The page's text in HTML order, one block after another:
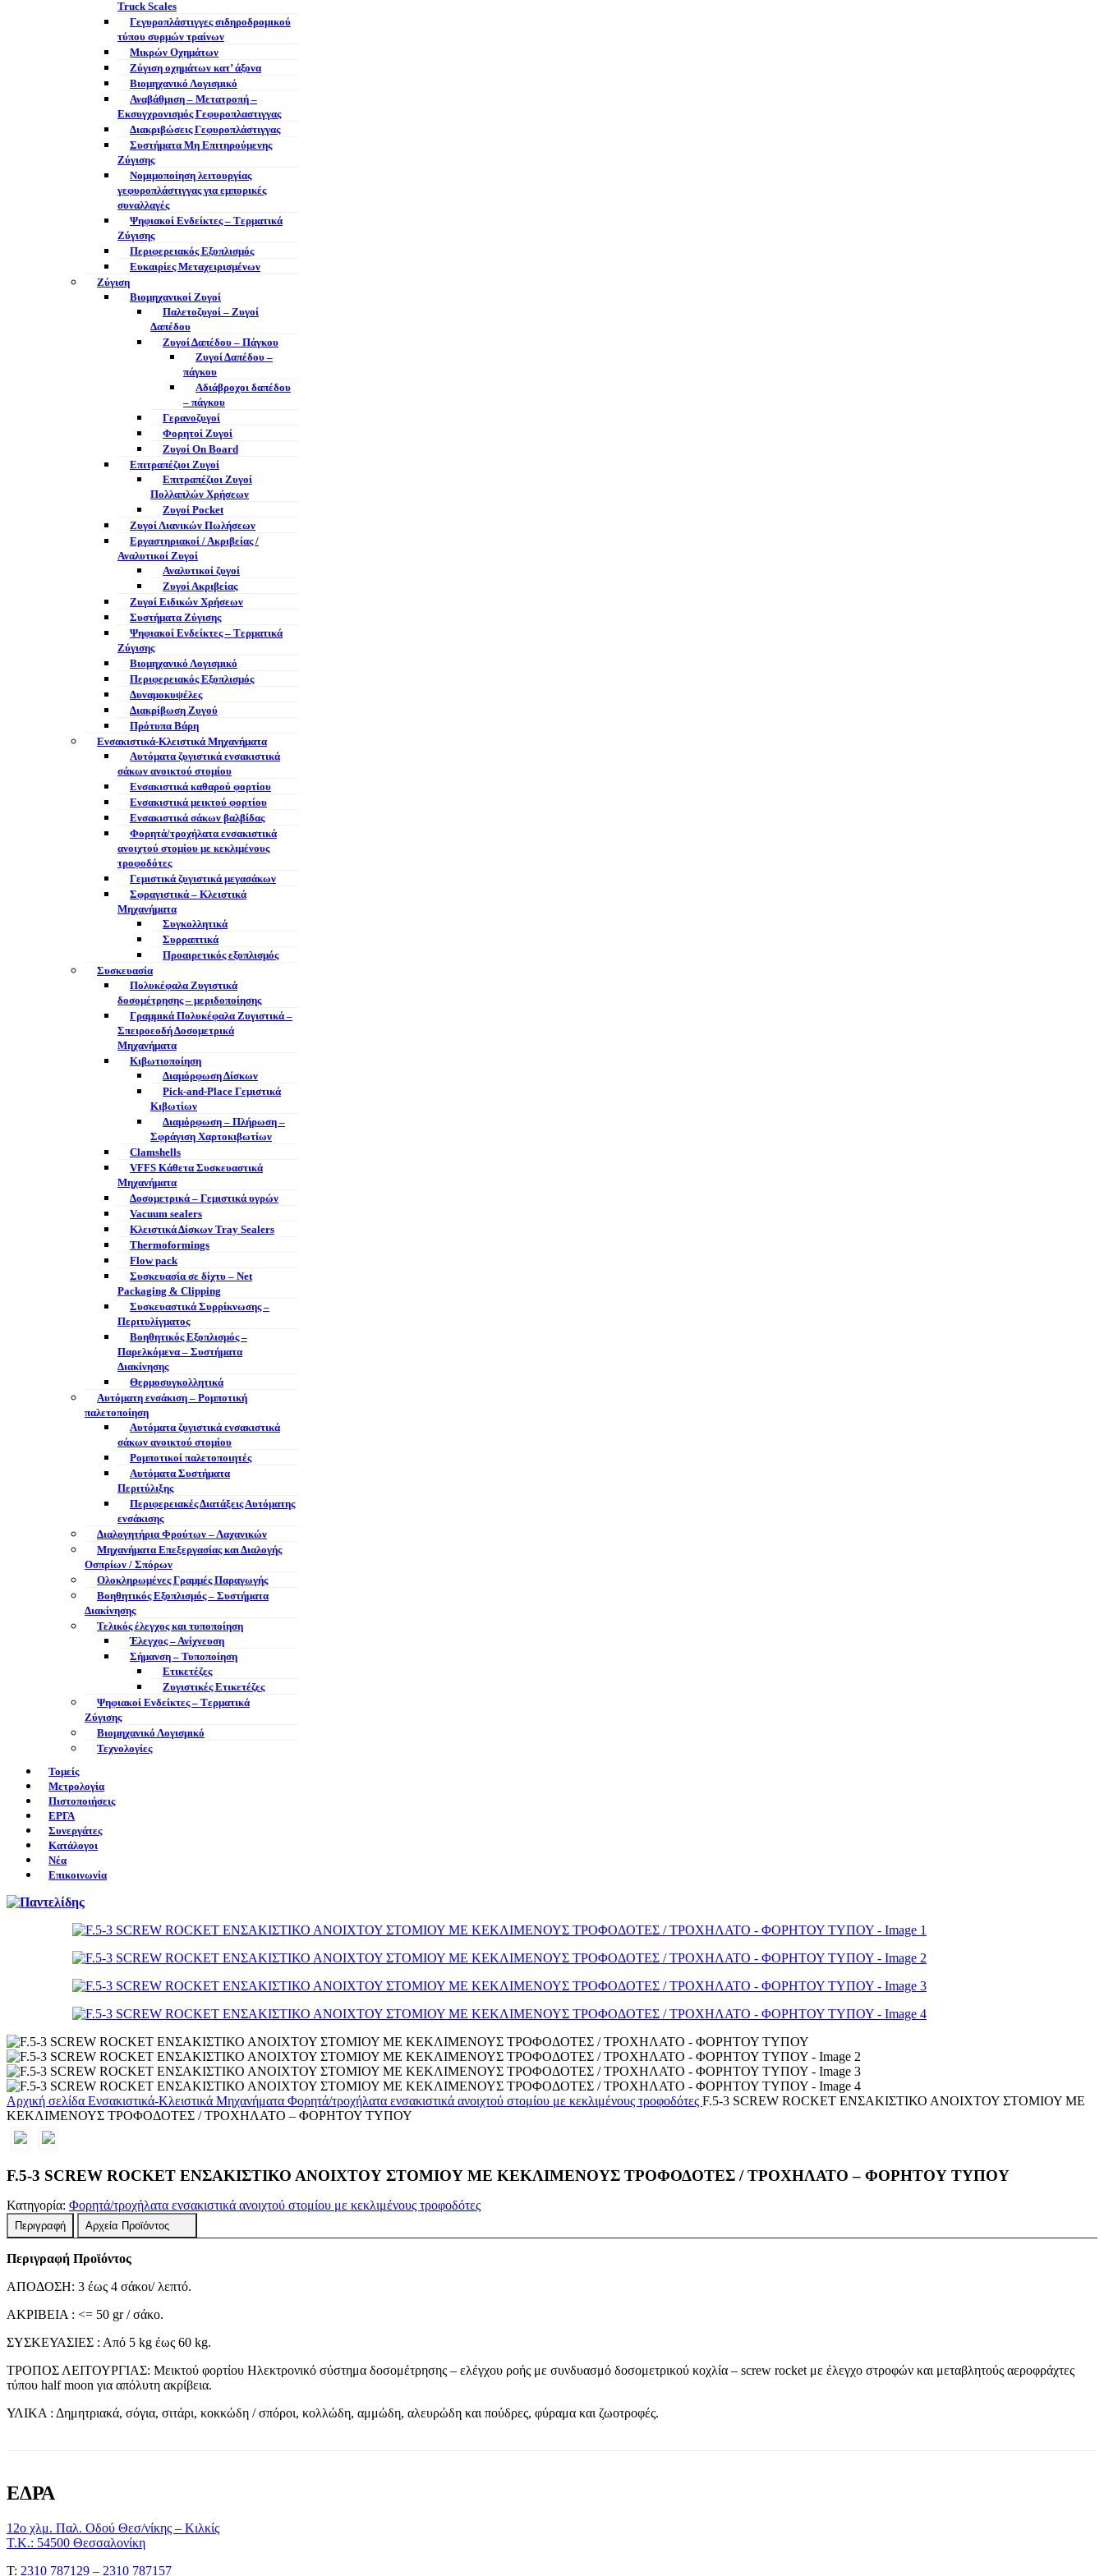
Truck Scales
Γεγυροπλάστιγγες σιδηροδρομικού
τύπου συρμών τραίνων
Μικρών Οχημάτων
Ζύγιση οχημάτων κατ’ άξονα
Βιομηχανικό Λογισμικό
Αναβάθμιση – Μετατροπή –
Εκσυγχρονισμός Γεφυροπλαστιγγας
Διακριβώσεις Γεφυροπλάστιγγας
Συστήματα Μη Επιτηρούμενης
Ζύγισης
Νομιμοποίηση λειτουργίας
γεφυροπλάστιγγας για εμπορικές
συναλλαγές
Ψηφιακοί Ενδείκτες – Tερματικά
Ζύγισης
Περιφερειακός Εξοπλισμός
Ευκαιρίες Μεταχειρισμένων
Ζύγιση
Βιομηχανικοί Ζυγοί
Παλετοζυγοί – Ζυγοί
Δαπέδου
Ζυγοί Δαπέδου – Πάγκου
Ζυγοί Δαπέδου –
πάγκου
Αδιάβροχοι δαπέδου
– πάγκου
Γερανοζυγοί
Φορητοί Ζυγοί
Ζυγοί On Board
Επιτραπέζιοι Ζυγοί
Επιτραπέζιοι Ζυγοί
Πολλαπλών Χρήσεων
Ζυγοί Pocket
Ζυγοί Λιανικών Πωλήσεων
Εργαστηριακοί / Ακριβείας /
Αναλυτικοί Ζυγοί
Αναλυτικοί ζυγοί
Ζυγοί Ακριβείας
Ζυγοί Ειδικών Χρήσεων
Συστήματα Ζύγισης
Ψηφιακοί Ενδείκτες – Tερματικά
Ζύγισης
Βιομηχανικό Λογισμικό
Περιφερειακός Εξοπλισμός
Δυναμοκυψέλες
Διακρίβωση Ζυγού
Πρότυπα Βάρη
Ενσακιστικά-Κλειστικά Μηχανήματα
Αυτόματα ζυγιστικά ενσακιστικά
σάκων ανοικτού στομίου
Ενσακιστικά καθαρού φορτίου
Ενσακιστικά μεικτού φορτίου
Eνσακιστικά σάκων βαλβίδας
Φορητά/τροχήλατα ενσακιστικά
ανοιχτού στομίου με κεκλιμένους
τροφοδότες
Γεμιστικά ζυγιστικά μεγασάκων
Σφραγιστικά – Κλειστικά
Μηχανήματα
Συγκολλητικά
Συρραπτικά
Προαιρετικός εξοπλισμός
Συσκευασία
Πολυκέφαλα Ζυγιστικά
δοσομέτρησης – μεριδοποίησης
Γραμμικά Πολυκέφαλα Ζυγιστικά –
Σπειροεοδή Δοσομετρικά
Μηχανήματα
Κιβωτιοποίηση
Διαμόρφωση Δίσκων
Pick-and-Place Γεμιστικά
Κιβωτίων
Διαμόρφωση – Πλήρωση –
Σφράγιση Χαρτοκιβωτίων
Clamshells
VFFS Κάθετα Συσκευαστικά
Μηχανήματα
Δοσομετρικά – Γεμιστικά υγρών
Vacuum sealers
Κλειστικά Δίσκων Tray Sealers
Thermoformings
Flow pack
Συσκευασία σε δίχτυ – Net
Packaging & Clipping
Συσκευαστικά Συρρίκνωσης –
Περιτυλίγματος
Βοηθητικός Εξοπλισμός –
Παρελκόμενα – Συστήματα
Διακίνησης
Θερμοσυγκολλητικά
Αυτόματη ενσάκιση – Ρομποτική
παλετοποίηση
Αυτόματα ζυγιστικά ενσακιστικά
σάκων ανοικτού στομίου
Ρομποτικοί παλετοποιητές
Αυτόματα Συστήματα
Περιτύλιξης
Περιφερειακές Διατάξεις Αυτόματης
ενσάκισης
Διαλογητήρια Φρούτων – Λαχανικών
Μηχανήματα Επεξεργασίας και Διαλογής
Οσπρίων / Σπόρων
Ολοκληρωμένες Γραμμές Παραγωγής
Βοηθητικός Εξοπλισμός – Συστήματα
Διακίνησης
Τελικός έλεγχος και τυποποίηση
Έλεγχος – Ανίχνευση
Σήμανση – Τυποποίηση
Ετικετέζες
Ζυγιστικές Ετικετέζες
Ψηφιακοί Ενδείκτες – Tερματικά
Ζύγισης
Βιομηχανικό Λογισμικό
Τεχνολογίες
Τομείς
Μετρολογία
Πιστοποιήσεις
ΕΡΓΑ
Συνεργάτες
Κατάλογοι
Νέα
Επικοινωνία
Αρχική σελίδα Ενσακιστικά-Κλειστικά Μηχανήματα Φορητά/τροχήλατα ενσακιστικά ανοιχτού στομίου με κεκλιμένους τροφοδότες F.5-3 SCREW ROCKET ΕΝΣΑΚΙΣΤΙΚΟ ΑΝΟΙΧΤΟΥ ΣΤΟΜΙΟΥ ME
KEKΛΙΜΕΝΟΥΣ ΤΡΟΦΟΔΟΤΕΣ / ΤΡΟΧΗΛΑΤΟ – ΦΟΡΗΤΟΥ ΤΥΠΟΥ
F.5-3 SCREW ROCKET ΕΝΣΑΚΙΣΤΙΚΟ ΑΝΟΙΧΤΟΥ ΣΤΟΜΙΟΥ ME KEKΛΙΜΕΝΟΥΣ ΤΡΟΦΟΔΟΤΕΣ / ΤΡΟΧΗΛΑΤΟ – ΦΟΡΗΤΟΥ ΤΥΠΟΥ
Κατηγορία: Φορητά/τροχήλατα ενσακιστικά ανοιχτού στομίου με κεκλιμένους τροφοδότες
Περιγραφή Αρχεία Προϊόντος
Περιγραφή Προϊόντος
ΑΠΟΔΟΣΗ: 3 έως 4 σάκοι/ λεπτό.
ΑΚΡΙΒΕΙΑ : <= 50 gr / σάκο.
ΣΥΣΚΕΥΑΣΙΕΣ : Από 5 kg έως 60 kg.
ΤΡΟΠΟΣ ΛΕΙΤΟΥΡΓΙΑΣ: Μεικτού φορτίου Ηλεκτρονικό σύστημα δοσομέτρησης – ελέγχου ροής με συνδυασμό δοσομετρικού κοχλία – screw rocket με έλεγχο στροφών και μεταβλητούς αεροφράχτες
τύπου half moon για απόλυτη ακρίβεια.
ΥΛΙΚΑ : Δημητριακά, σόγια, σιτάρι, κοκκώδη / σπόροι, κολλώδη, αμμώδη, αλευρώδη και πούδρες, φύραμα και ζωοτροφές.
ΕΔΡΑ
12ο χλμ. Παλ. Οδού Θεσ/νίκης – Κιλκίς
Τ.Κ.: 54500 Θεσσαλονίκη
Τ: 2310 787129 – 2310 787157